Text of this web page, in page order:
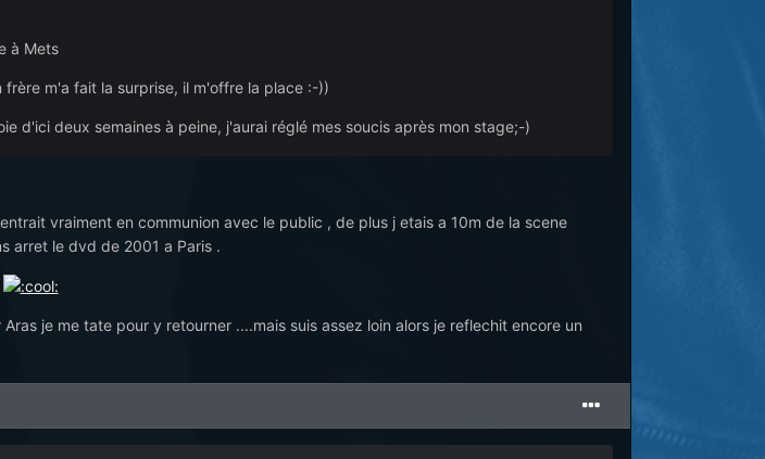
à Mets
m'a fait la surprise, il m'offre la place :-))
d'ici deux semaines à peine, j'aurai réglé mes soucis après mon stage;-)
vraiment en communion avec le public , de plus j etais a 10m de la scene
arret le dvd de 2001 a Paris .
je me tate pour y retourner ....mais suis assez loin alors je reflechit encore un